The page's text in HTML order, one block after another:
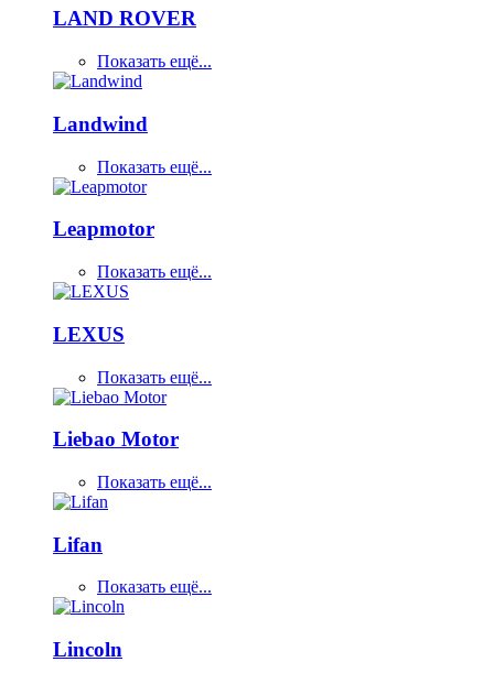
LAND ROVER
Показать ещё...
Landwind
Показать ещё...
Leapmotor
Показать ещё...
LEXUS
Показать ещё...
Liebao Motor
Показать ещё...
Lifan
Показать ещё...
Lincoln